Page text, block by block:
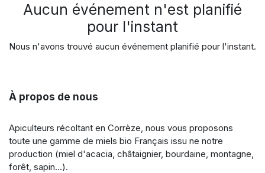
Aucun événement n'est planifié
pour l'instant
Nous n'avons trouvé aucun événement planifié pour l'instant.
À propos de nous
Apiculteurs récoltant en Corrèze, nous vous proposons
toute une gamme de miels bio Français issu ne notre
production (miel d'acacia, châtaignier, bourdaine, montagne,
forêt, sapin...).